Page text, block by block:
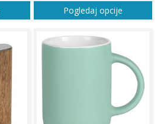
Pogledaj opcije